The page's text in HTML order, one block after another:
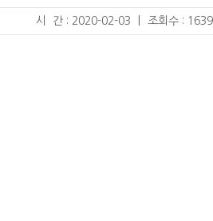
시 간 : 2020-02-03 조회수 : 1639